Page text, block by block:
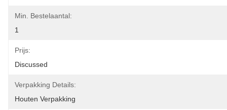
Min. Bestelaantal:
1
Prijs:
Discussed
Verpakking Details:
Houten Verpakking